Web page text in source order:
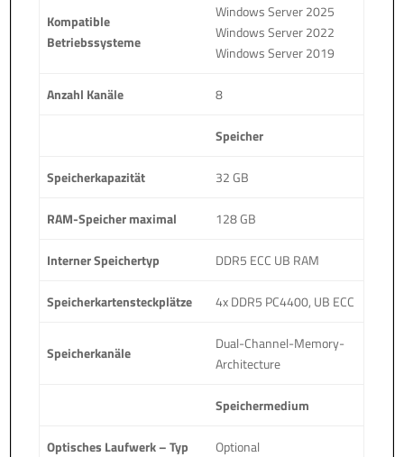
Kompatible
Betriebssysteme
Windows Server 2025
Windows Server 2022
Windows Server 2019
Anzahl Kanäle 8
Speicher
Speicherkapazität 32 GB
RAM-Speicher maximal 128 GB
Interner Speichertyp DDR5 ECC UB RAM
Speicherkartensteckplätze 4x DDR5 PC4400, UB ECC
Speicherkanäle
Dual-Channel-Memory-
Architecture
Speichermedium
Optisches Laufwerk – Typ Optional